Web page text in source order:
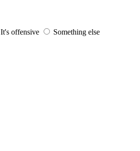
It's offensive
Something else